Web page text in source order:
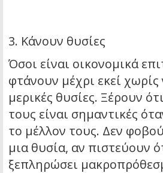
3. Κάνουν θυσίες
Όσοι είναι οικονομικά
φτάνουν μέχρι εκεί χωρίς
μερικές θυσίες. Ξέρουν
τους είναι σημαντικές
το μέλλον τους. Δεν
μια θυσία, αν πιστεύουν
ξεπληρώσει